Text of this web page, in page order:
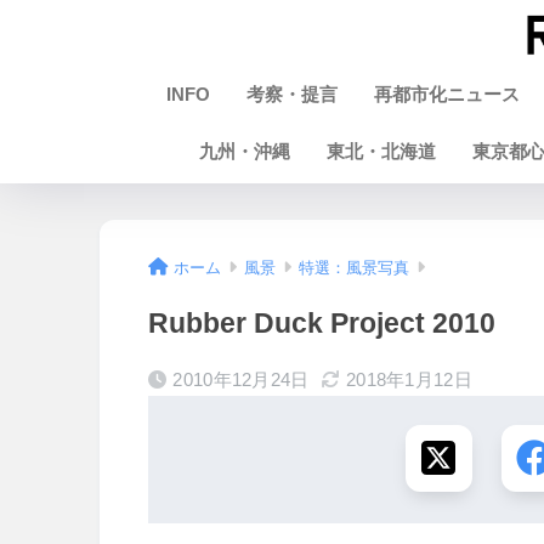
INFO 考察・提言 再都市化ニュース
九州・沖縄 東北・北海道 東京都心
ホーム 風景 特選：風景写真
Rubber Duck Project 2010
2010年12月24日 2018年1月12日